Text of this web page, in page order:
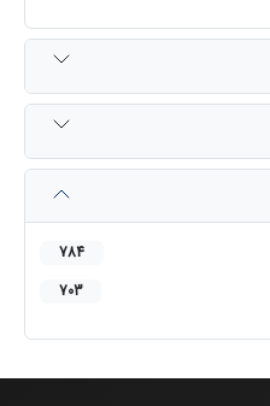
784
703